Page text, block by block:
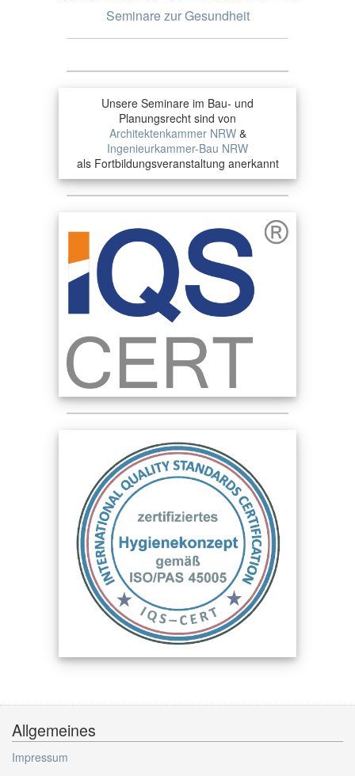
Seminare zur Gesundheit
Unsere Seminare im Bau- und
Planungsrecht sind von
Architektenkammer NRW&
Ingenieurkammer-Bau NRW
als Fortbildungsveranstaltung anerkannt
Allgemeines
Impressum